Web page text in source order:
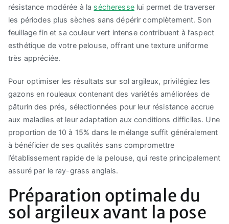
résistance modérée à la sécheresselui permet de traverser
les périodes plus sèches sans dépérir complètement. Son
feuillage fin et sa couleur vert intense contribuent à l’aspect
esthétique de votre pelouse, offrant une texture uniforme
très appréciée.
Pour optimiser les résultats sur sol argileux, privilégiez les
gazons en rouleaux contenant des variétés améliorées de
pâturin des prés, sélectionnées pour leur résistance accrue
aux maladies et leur adaptation aux conditions difficiles. Une
proportion de 10 à 15% dans le mélange suffit généralement
à bénéficier de ses qualités sans compromettre
l’établissement rapide de la pelouse, qui reste principalement
assuré par le ray-grass anglais.
Préparation optimale du
sol argileux avant la pose